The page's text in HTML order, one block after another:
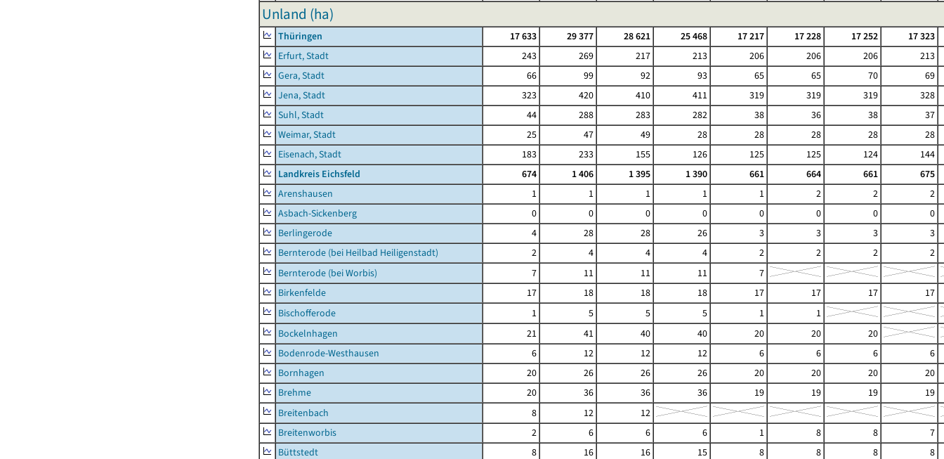
Unland (ha)
Thüringen 17 633 29 377 28 621 25 468 17 217 17 228 17 252
17 323
Erfurt, Stadt
243 269 217 213 206 206 206
213
Gera, Stadt
66 99 92 93 65 65 70
69
Jena, Stadt
323 420 410 411 319 319 319
328
Suhl, Stadt
44 288 283 282 38 36 38
37
Weimar, Stadt
25 47 49 28 28 28 28
28
Eisenach, Stadt
183 233 155 126 125 125 124
144
Landkreis Eichsfeld
674 1 406 1 395 1 390 661 664 661
675
Arenshausen
1 1 1 1 1 2 2
2
Asbach-Sickenberg
0 0 0 0 0 0 0
0
Berlingerode
4 28 28 26 3 3 3
3
Bernterode (bei Heilbad Heiligenstadt)
2 4 4 4 2 2 2
2
Bernterode (bei Worbis)
7 11 11 11
7
Birkenfelde
17 18 18 18 17 17 17
17
Bischofferode
1 5 5 5 1
1
Bockelnhagen
21 41 40 40 20 20
20
Bodenrode-Westhausen
6 12 12 12 6 6 6
6
Bornhagen
20 26 26 26 20 20 20
20
Brehme
20 36 36 36 19 19 19
19
Breitenbach
8 12
12
Breitenworbis
2 6 6 6 1 8 8
7
Büttstedt
8 16 16 15 8 8 8
8